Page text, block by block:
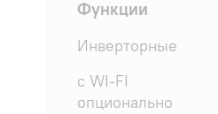
Функции
Инверторные
с WI-FI
опционально